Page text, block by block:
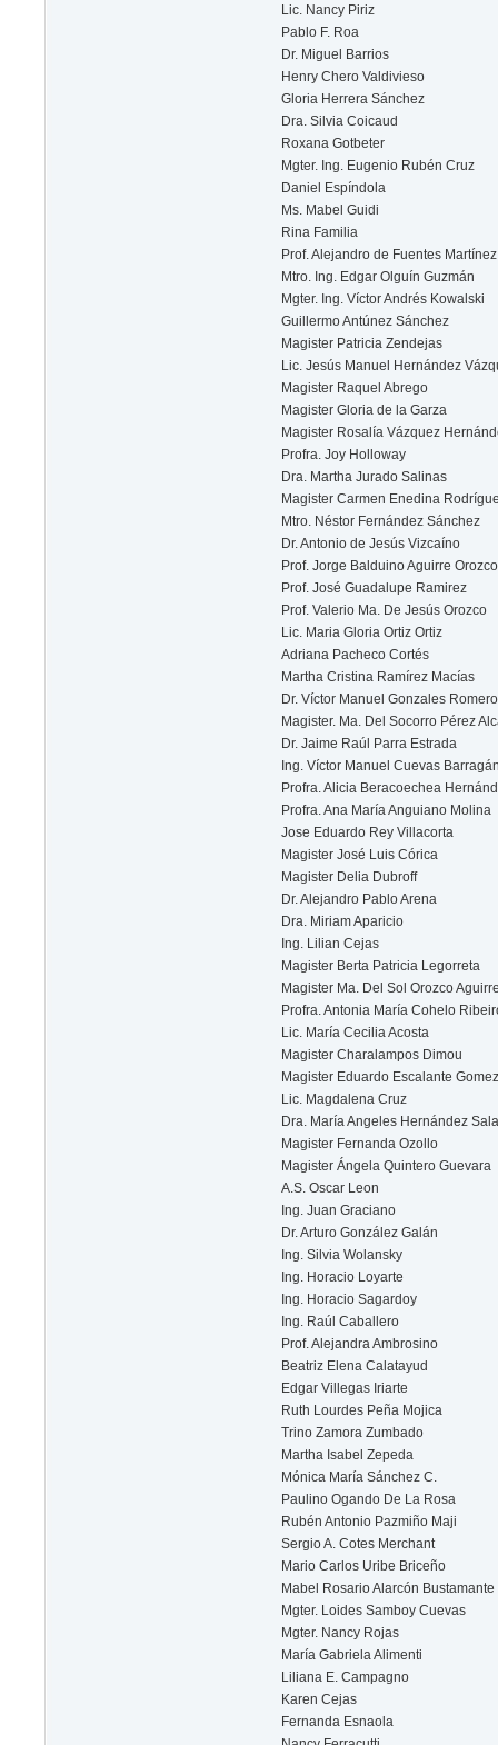
Lic. Nancy Piriz
Pablo F. Roa
Dr. Miguel Barrios
Henry Chero Valdivieso
Gloria Herrera Sánchez
Dra. Silvia Coicaud
Roxana Gotbeter
Mgter. Ing. Eugenio Rubén Cruz
Daniel Espíndola
Ms. Mabel Guidi
Rina Familia
Prof. Alejandro de Fuentes Martínez
Mtro. Ing. Edgar Olguín Guzmán
Mgter. Ing. Víctor Andrés Kowalski
Guillermo Antúnez Sánchez
Magister Patricia Zendejas
Lic. Jesús Manuel Hernández
Magister Raquel Abrego
Magister Gloria de la Garza
Magister Rosalía Vázquez
Profra. Joy Holloway
Dra. Martha Jurado Salinas
Magister Carmen Enedina
Mtro. Néstor Fernández Sánchez
Dr. Antonio de Jesús Vizcaíno
Prof. Jorge Balduino Aguirre Orozco
Prof. José Guadalupe Ramirez
Prof. Valerio Ma. De Jesús Orozco
Lic. Maria Gloria Ortiz Ortiz
Adriana Pacheco Cortés
Martha Cristina Ramírez Macías
Dr. Víctor Manuel Gonzales Romero
Magister. Ma. Del Socorro Pérez
Dr. Jaime Raúl Parra Estrada
Ing. Víctor Manuel Cuevas
Profra. Alicia Beracoechea
Profra. Ana María Anguiano Molina
Jose Eduardo Rey Villacorta
Magister José Luis Córica
Magister Delia Dubroff
Dr. Alejandro Pablo Arena
Dra. Miriam Aparicio
Ing. Lilian Cejas
Magister Berta Patricia Legorreta
Magister Ma. Del Sol Orozco
Profra. Antonia María Cohelo
Lic. María Cecilia Acosta
Magister Charalampos Dimou
Magister Eduardo Escalante Gomez
Lic. Magdalena Cruz
Dra. María Angeles Hernández Sala
Magister Fernanda Ozollo
Magister Ángela Quintero Guevara
A.S. Oscar Leon
Ing. Juan Graciano
Dr. Arturo González Galán
Ing. Silvia Wolansky
Ing. Horacio Loyarte
Ing. Horacio Sagardoy
Ing. Raúl Caballero
Prof. Alejandra Ambrosino
Beatriz Elena Calatayud
Edgar Villegas Iriarte
Ruth Lourdes Peña Mojica
Trino Zamora Zumbado
Martha Isabel Zepeda
Mónica María Sánchez C.
Paulino Ogando De La Rosa
Rubén Antonio Pazmiño Maji
Sergio A. Cotes Merchant
Mario Carlos Uribe Briceño
Mabel Rosario Alarcón Bustamante
Mgter. Loides Samboy Cuevas
Mgter. Nancy Rojas
María Gabriela Alimenti
Liliana E. Campagno
Karen Cejas
Fernanda Esnaola